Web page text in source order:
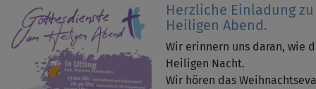
Herzliche Einladung
Heiligen Abend.
Wir erinnern uns daran, wie
Heiligen Nacht.
Wir hören das